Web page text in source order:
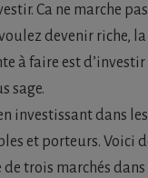
Ca ne marche
devenir riche, la
à faire est d’investir
sage.
investissant dans
et porteurs. Voici
trois marchés